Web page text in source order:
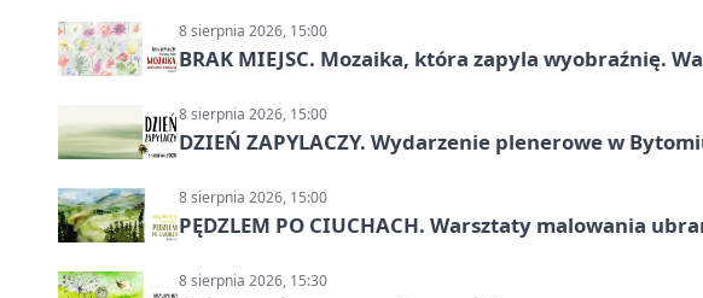
8 sierpnia 2026, 15:00
BRAK MIEJSC. Mozaika, która zapyla wyobraźnię.
8 sierpnia 2026, 15:00
DZIEŃ ZAPYLACZY. Wydarzenie plenerowe w
8 sierpnia 2026, 15:00
PĘDZLEM PO CIUCHACH. Warsztaty malowania
8 sierpnia 2026, 15:30